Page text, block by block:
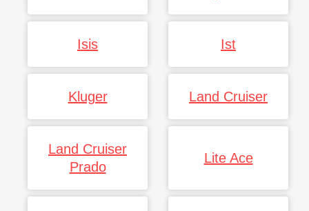
Isis Ist
Kluger Land Cruiser
Land Cruiser
Prado
Lite Ace